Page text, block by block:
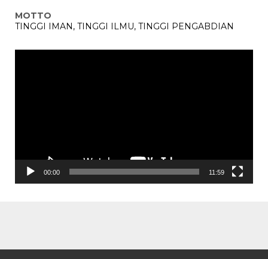
MOTTO
TINGGI IMAN, TINGGI ILMU, TINGGI PENGABDIAN
00:00 11:59